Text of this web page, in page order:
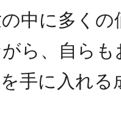
中に多く
ら、自ら
手に入れる